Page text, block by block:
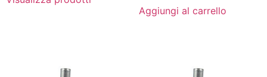
Aggiungi al carrello